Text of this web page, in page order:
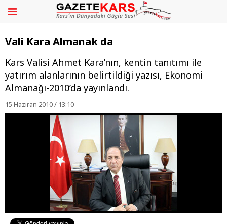
Vali Kara Almanak da
Kars Valisi Ahmet Kara’nın, kentin tanıtımı ile
yatırım alanlarının belirtildiği yazısı, Ekonomi
Almanağı-2010’da yayınlandı.
15 Haziran 2010 / 13:10